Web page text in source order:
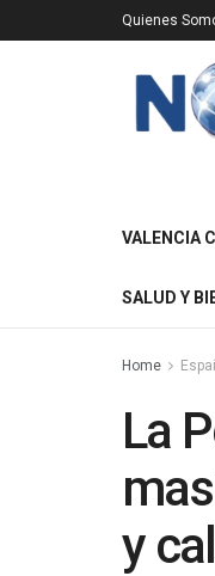
Quienes
VALENCIA
SALUD Y
Home
La
y